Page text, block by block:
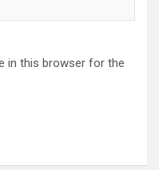
in this browser for the